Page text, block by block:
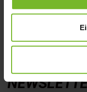
voraussichtlich
Unternehmen
www.dehoga-